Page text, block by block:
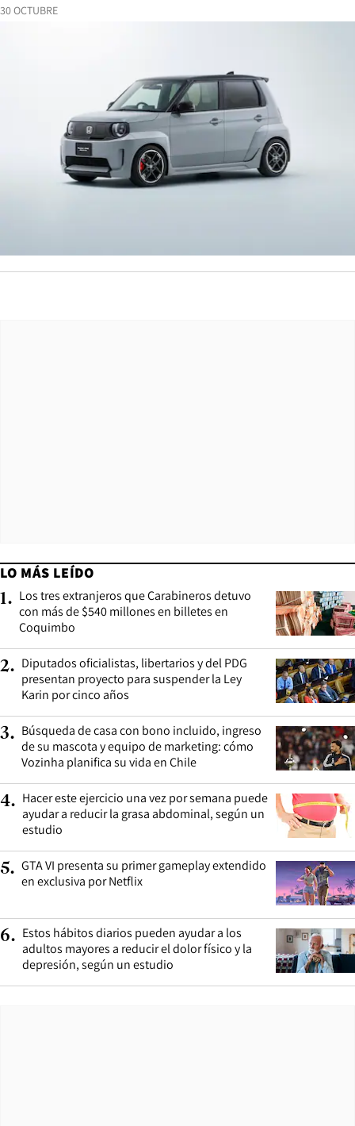
30 OCTUBRE
LO MÁS LEÍDO
1. Los tres extranjeros que Carabineros detuvo
con más de $540 millones en billetes en
Coquimbo
2. Diputados oficialistas, libertarios y del PDG
presentan proyecto para suspender la Ley
Karin por cinco años
3. Búsqueda de casa con bono incluido, ingreso
de su mascota y equipo de marketing: cómo
Vozinha planifica su vida en Chile
4. Hacer este ejercicio una vez por semana puede
ayudar a reducir la grasa abdominal, según un
estudio
5. GTA VI presenta su primer gameplay extendido
en exclusiva por Netflix
6. Estos hábitos diarios pueden ayudar a los
adultos mayores a reducir el dolor físico y la
depresión, según un estudio